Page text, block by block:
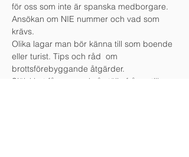
för oss som inte är spanska medborgare.
Ansökan om NIE nummer och vad som
krävs.
Olika lagar man bör känna till som boende
eller turist. Tips och råd  om
brottsförebyggande åtgärder.
Självklart får man också ställa frågor till